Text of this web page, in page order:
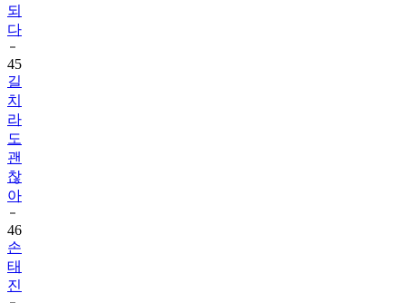
되
다
45
길
치
라
도
괜
찮
아
46
손
태
진